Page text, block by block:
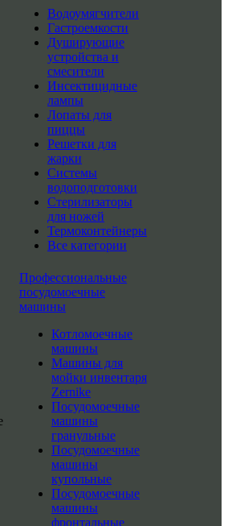
Водоумягчители
Гастроемкости
Душирующие
устройства и
смесители
Инсектицидные
лампы
Лопаты для
пиццы
Решетки для
жарки
Системы
водоподготовки
Стерилизаторы
для ножей
Термоконтейнеры
Все категории
Профессиональные
посудомоечные
машины
Котломоечные
машины
Машины для
мойки инвентаря
Zernike
Посудомоечные
машины
гранульные
Посудомоечные
машины
купольные
Посудомоечные
машины
фронтальные